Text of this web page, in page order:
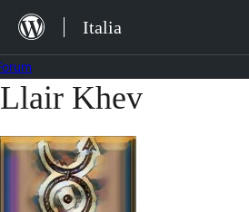
Salta
contenuto
Italia
Vai
contenuto
Llair Khev